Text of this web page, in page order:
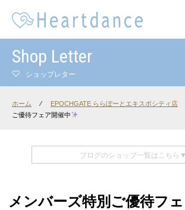
Shop Letter
ショップレター
ホーム ⁄ EPOCHGATE ららぽーとエキスポシティ店
ご優待フェア開催中
ブログのショップ一覧はこちら▼
メンバーズ特別ご優待フ